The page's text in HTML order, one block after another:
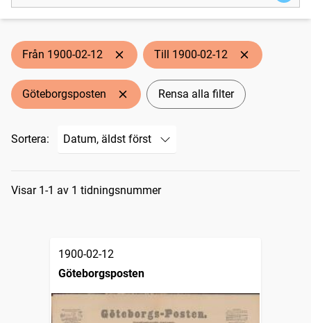
Från 1900-02-12 Till 1900-02-12
Göteborgsposten Rensa alla filter
Sortera:
Sökresultat
Visar 1-1 av 1 tidningsnummer
1900-02-12
Göteborgsposten